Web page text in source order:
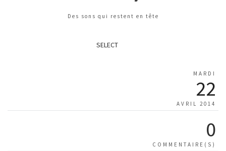
Des sons qui restent en tête
SELECT
MARDI
22
AVRIL 2014
0
COMMENTAIRE(S)